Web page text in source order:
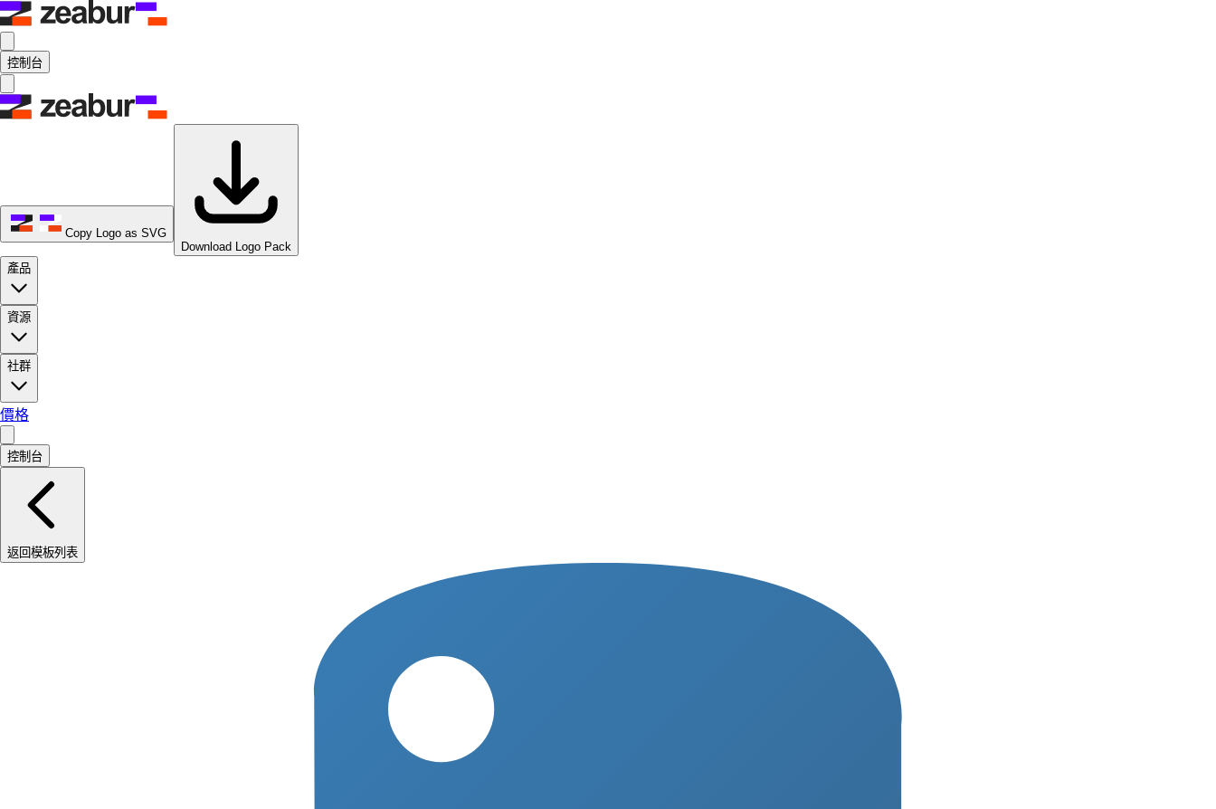
控制台
Copy Logo as SVG
Download Logo Pack
產品
資源
社群
價格
控制台
返回模板列表